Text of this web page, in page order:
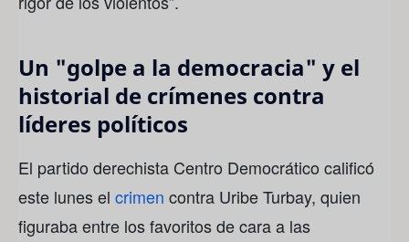
Un "golpe a la democracia" y el
historial de crímenes contra
líderes políticos
El partido derechista Centro Democrático calificó
este lunes el crimen contra Uribe Turbay, quien
figuraba entre los favoritos de cara a las